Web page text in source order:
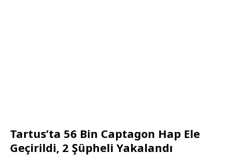
Tartus’ta 56 Bin Captagon Hap Ele
Geçirildi, 2 Şüpheli Yakalandı